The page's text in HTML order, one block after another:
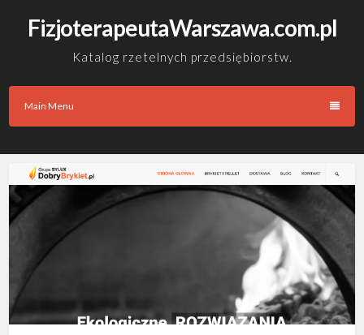
FizjoterapeutaWarszawa.com.pl
Katalog rzetelnych przedsiębiorstw.
Main Menu